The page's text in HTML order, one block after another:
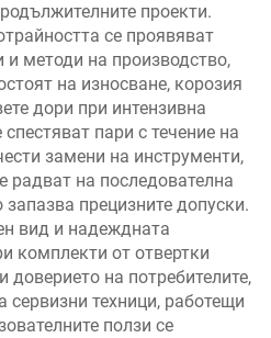
проекти.
се проявяват
методи на производство,
на износване, корозия
дори при интензивна
пари с течение на
замени на инструменти,
радват на последователна
запазва прецизните допуски.
вид и надеждната
комплекти от отвертки
доверието на потребителите,
сервизни техници, работещи
ползи се